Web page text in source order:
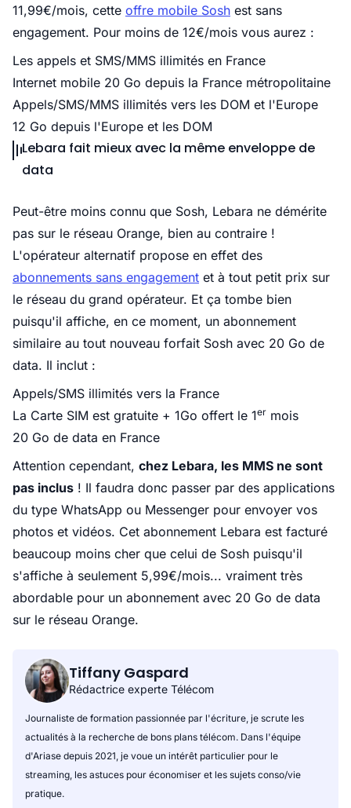
11,99€/mois, cette offre mobile Sosh est sans
engagement. Pour moins de 12€/mois vous aurez :
Les appels et SMS/MMS illimités en France
Internet mobile 20 Go depuis la France métropolitaine
Appels/SMS/MMS illimités vers les DOM et l'Europe
12 Go depuis l'Europe et les DOM
Lebara fait mieux avec la même enveloppe de
data
Peut-être moins connu que Sosh, Lebara ne démérite
pas sur le réseau Orange, bien au contraire !
L'opérateur alternatif propose en effet des
abonnements sans engagement et à tout petit prix sur
le réseau du grand opérateur. Et ça tombe bien
puisqu'il affiche, en ce moment, un abonnement
similaire au tout nouveau forfait Sosh avec 20 Go de
data. Il inclut :
Appels/SMS illimités vers la France
La Carte SIM est gratuite + 1Go offert le 1er mois
20 Go de data en France
Attention cependant, chez Lebara, les MMS ne sont
pas inclus ! Il faudra donc passer par des applications
du type WhatsApp ou Messenger pour envoyer vos
photos et vidéos. Cet abonnement Lebara est facturé
beaucoup moins cher que celui de Sosh puisqu'il
s'affiche à seulement 5,99€/mois... vraiment très
abordable pour un abonnement avec 20 Go de data
sur le réseau Orange.
Tiffany Gaspard
Rédactrice experte Télécom
Journaliste de formation passionnée par l'écriture, je scrute les
actualités à la recherche de bons plans télécom. Dans l'équipe
d'Ariase depuis 2021, je voue un intérêt particulier pour le
streaming, les astuces pour économiser et les sujets conso/vie
pratique.